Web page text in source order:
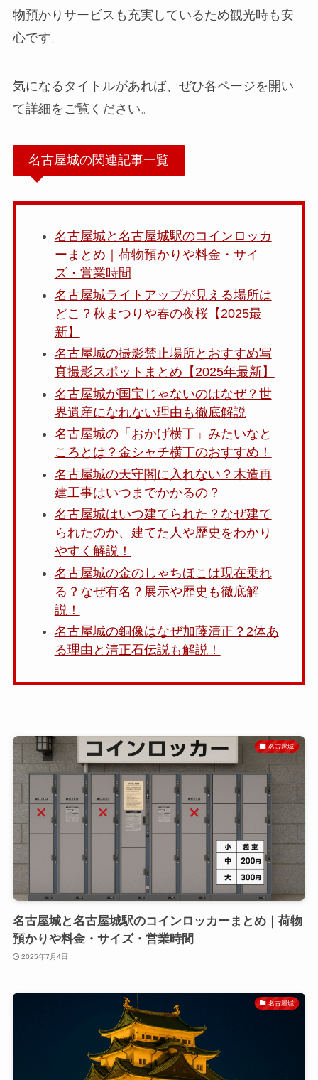
物預かりサービスも充実しているため観光時も安
心です。
気になるタイトルがあれば、ぜひ各ページを開い
て詳細をご覧ください。
名古屋城の関連記事一覧
名古屋城と名古屋城駅のコインロッカ
ーまとめ｜荷物預かりや料金・サイ
ズ・営業時間
名古屋城ライトアップが見える場所は
どこ？秋まつりや春の夜桜【2025最
新】
名古屋城の撮影禁止場所とおすすめ写
真撮影スポットまとめ【2025年最新】
名古屋城が国宝じゃないのはなぜ？世
界遺産になれない理由も徹底解説
名古屋城の「おかげ横丁」みたいなと
ころとは？金シャチ横丁のおすすめ！
名古屋城の天守閣に入れない？木造再
建工事はいつまでかかるの？
名古屋城はいつ建てられた？なぜ建て
られたのか、建てた人や歴史をわかり
やすく解説！
名古屋城の金のしゃちほこは現在乗れ
る？なぜ有名？展示や歴史も徹底解
説！
名古屋城の銅像はなぜ加藤清正？2体あ
る理由と清正石伝説も解説！
名古屋城
名古屋城と名古屋城駅のコインロッカーまとめ｜荷物
預かりや料金・サイズ・営業時間
2025年7月4日
名古屋城